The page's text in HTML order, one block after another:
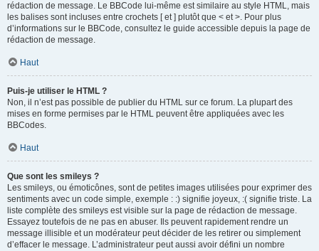
rédaction de message. Le BBCode lui-même est similaire au style HTML, mais
les balises sont incluses entre crochets [ et ] plutôt que < et >. Pour plus
d’informations sur le BBCode, consultez le guide accessible depuis la page de
rédaction de message.
Haut
Puis-je utiliser le HTML ?
Non, il n’est pas possible de publier du HTML sur ce forum. La plupart des
mises en forme permises par le HTML peuvent être appliquées avec les
BBCodes.
Haut
Que sont les smileys ?
Les smileys, ou émoticônes, sont de petites images utilisées pour exprimer des
sentiments avec un code simple, exemple : :) signifie joyeux, :( signifie triste. La
liste complète des smileys est visible sur la page de rédaction de message.
Essayez toutefois de ne pas en abuser. Ils peuvent rapidement rendre un
message illisible et un modérateur peut décider de les retirer ou simplement
d’effacer le message. L’administrateur peut aussi avoir défini un nombre